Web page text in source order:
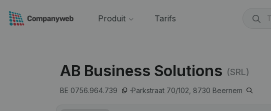
Produit Tarifs
AB Business Solutions (SRL)
BE 0756.964.739 Parkstraat 70/102, 8730 Beernem